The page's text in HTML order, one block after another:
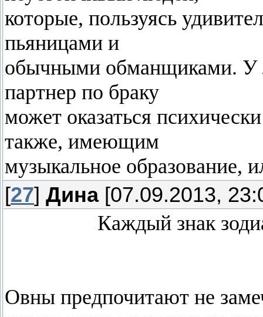
которые, пользуясь
пьяницами и
обычными обманщиками. У
партнер по браку
может оказаться
также, имеющим
музыкальное образование,
[27] Дина[07.09.2013,
Каждый знак
Овны предпочитают не